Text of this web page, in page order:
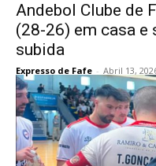
Andebol Clube de
(28-26) em casa e
subida
Expresso de Fafe - Abril 13,